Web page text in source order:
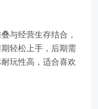
与经营生存结合，
轻松上手，后期需
玩性高，适合喜欢